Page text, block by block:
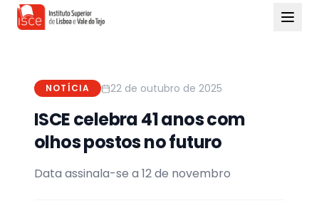
NOTÍCIA 22 de outubro de 2025
ISCE celebra 41 anos com
olhos postos no futuro
Data assinala-se a 12 de novembro